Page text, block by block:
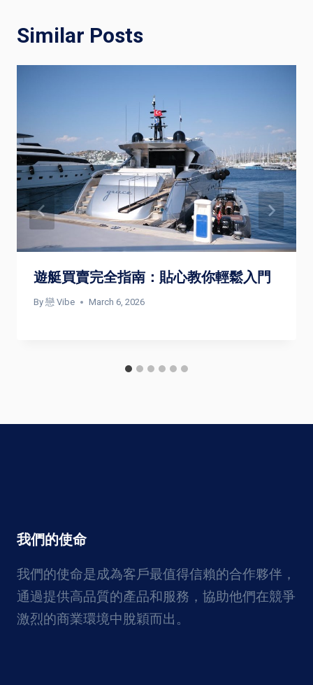
Similar Posts
遊艇買賣完全指南：貼心教你輕鬆入門
By 戀 Vibe March 6, 2026
我們的使命
我們的使命是成為客戶最值得信賴的合作夥伴，
通過提供高品質的產品和服務，協助他們在競爭
激烈的商業環境中脫穎而出。